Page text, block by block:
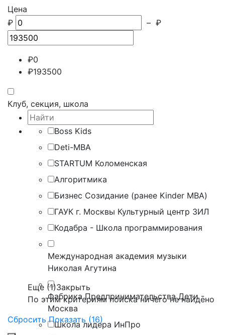
Цена
₽
– ₽
₽0
₽193500
Клуб, секция, школа
Boss Kids
Deti-MBA
STARTUM Коломенская
Алгоритмика
Бизнес Созидание (ранее Kinder MBA)
ГАУК г. Москвы Культурный центр ЗИЛ
Кодабра - Школа программирования
Международная академия музыки
Николая Агутина
Фабрика Предпринимательства Дети -
Москва
Школа лидера ИнПро
Еще (1)Закрыть
По этим критериям поиска ничего не найдено
Сбросить Показать (16)